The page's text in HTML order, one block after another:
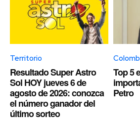
Territorio
Resultado Super Astro
Sol HOY jueves 6 de
agosto de 2026: conozca
el número ganador del
último sorteo
Top 5
Petro